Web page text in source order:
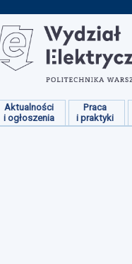
Aktualności
i ogłoszenia
Praca
i praktyki